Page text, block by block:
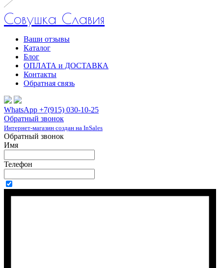
Совушка Славия
Ваши отзывы
Каталог
Блог
ОПЛАТА и ДОСТАВКА
Контакты
Обратная связь
WhatsApp +7(915) 030-10-25
Обратный звонок
Интернет-магазин создан на InSales
Обратный звонок
Имя
Телефон